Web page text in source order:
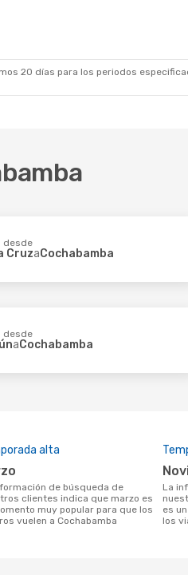
20 días para los periodos
desde
CruzaCochabamba
desde
aCochabamba
alta
clientes indica que marzo es
muy popular para que los
vuelen a Cochabamba
La información de búsqueda de
es
los